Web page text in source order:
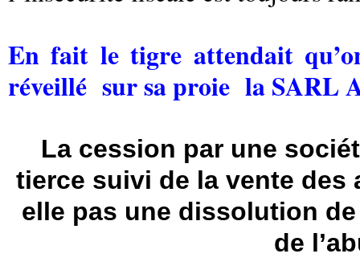
En fait le tigre attendait
réveillé sur sa proie laSARL
La cession par une
tierce suivi de la vente des
elle pas une dissolution
de